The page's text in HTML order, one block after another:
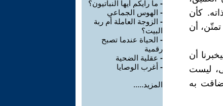
كأن
أن
أن
ليست
ضاقت به
- ما رايكم أيها النباتيون؟
- الهوس الجماعي
- الزوجة العاملة أم ربة
البيت؟
- الحياة عندما تصبح
رقمية
- عقلية الضحية
- أغرب الوصايا
المزيد.....